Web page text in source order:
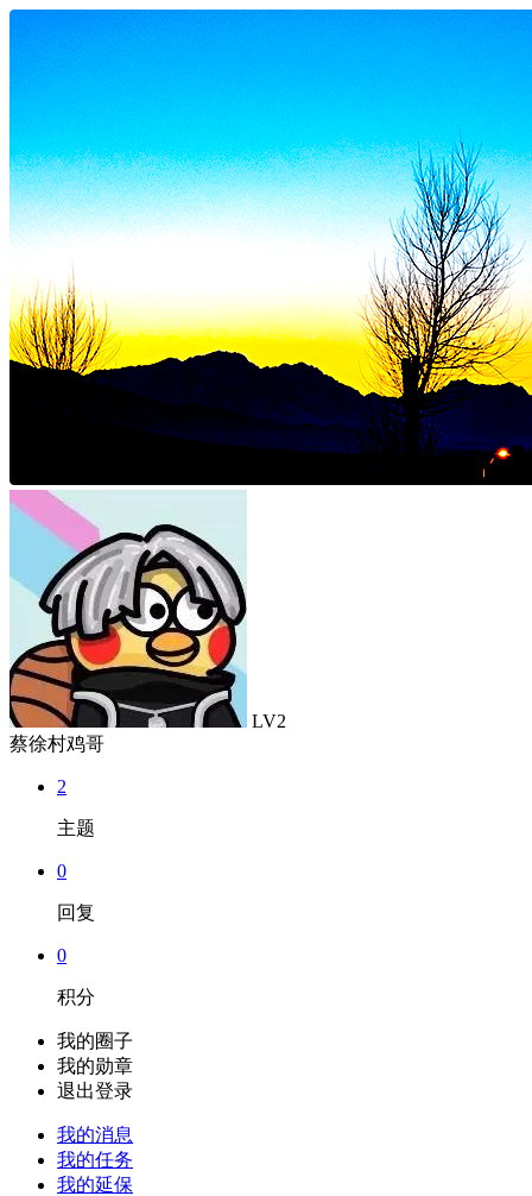
LV2
蔡徐村鸡哥
2
主题
0
回复
0
积分
我的圈子
我的勋章
退出登录
我的消息
我的任务
我的延保